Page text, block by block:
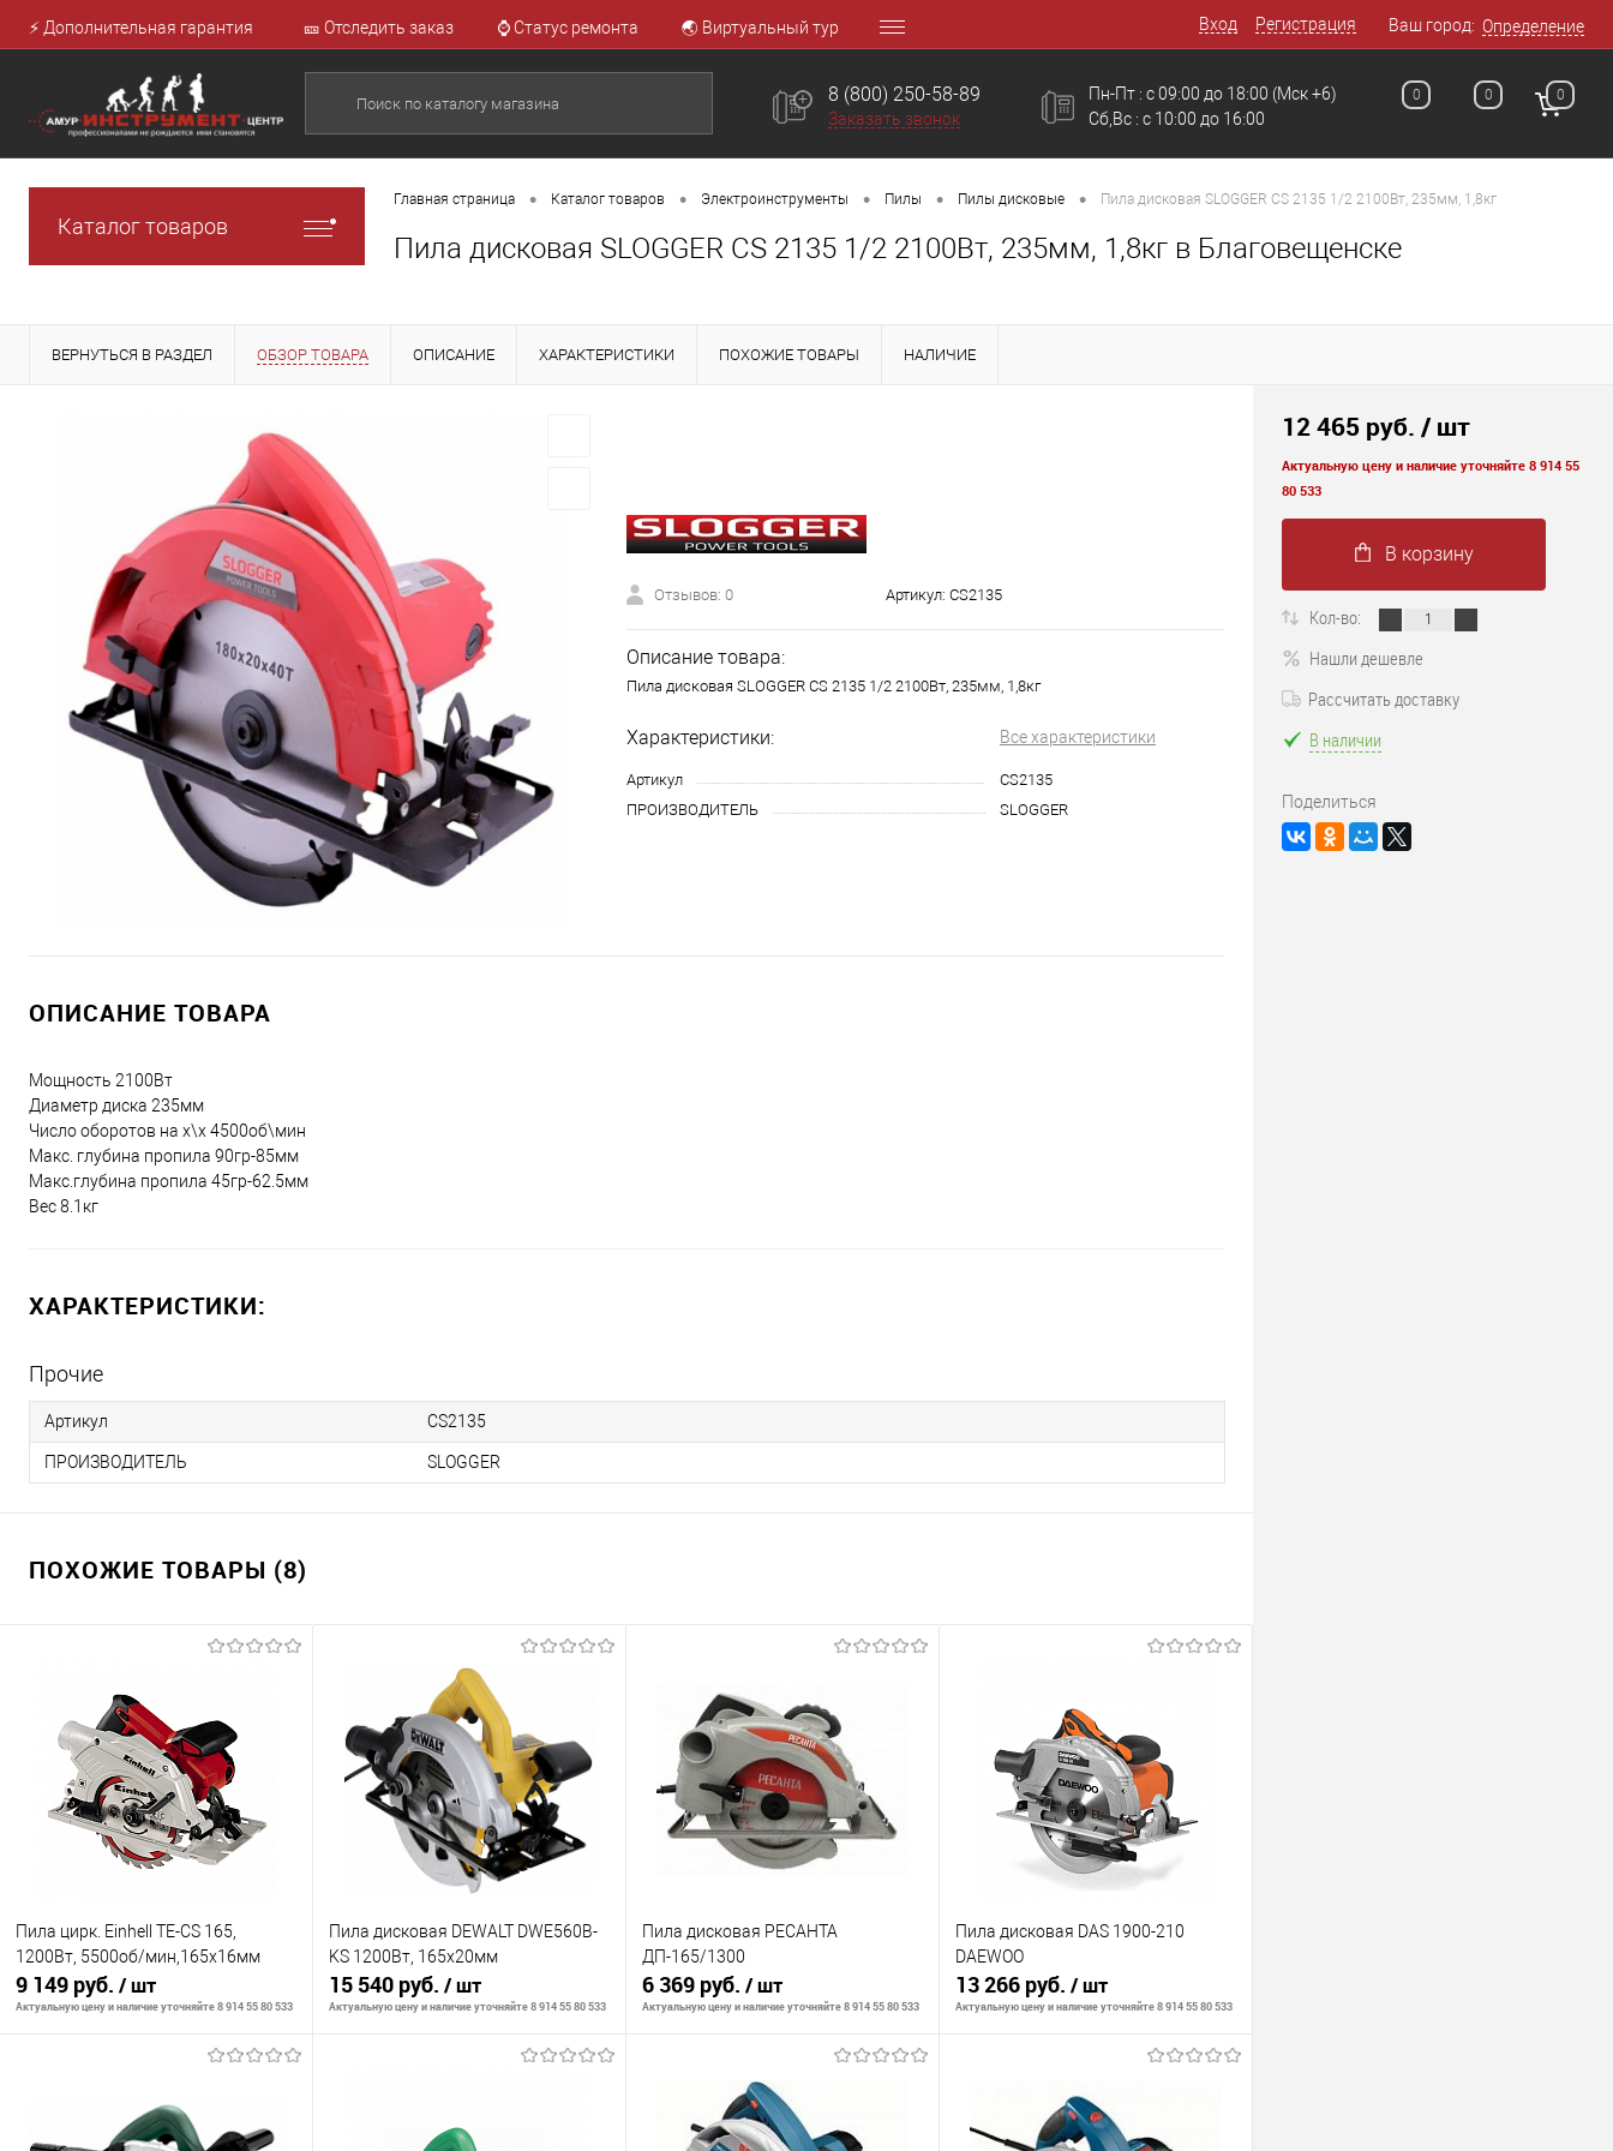
⚡ Дополнительная гарантия 🎫 Отследить заказ ⌚ Статус ремонта 🌏 Виртуальный тур Вход Регистрация Ваш город: Определение
8 (800) 250-58-89
Заказать звонок
Пн-Пт : с 09:00 до 18:00
Сб,Вс : c 10:00 до 16:00
(Мск +6) 0 0 0
Каталог товаров
Главная страница • Каталог товаров • Электроинструменты • Пилы • Пилы дисковые • Пила дисковая SLOGGER CS 2135 1/2 2100Вт, 235мм, 1,8кг
Пила дисковая SLOGGER CS 2135 1/2 2100Вт, 235мм, 1,8кг в Благовещенске
ВЕРНУТЬСЯ В РАЗДЕЛ ОБЗОР ТОВАРА ОПИСАНИЕ ХАРАКТЕРИСТИКИ ПОХОЖИЕ ТОВАРЫ НАЛИЧИЕ
Отзывов: 0 Артикул: CS2135
Описание товара:
Пила дисковая SLOGGER CS 2135 1/2 2100Вт, 235мм, 1,8кг
Характеристики: Все характеристики
Артикул
CS2135
ПРОИЗВОДИТЕЛЬ
SLOGGER
ОПИСАНИЕ ТОВАРА
Мощность 2100Вт
Диаметр диска 235мм
Число оборотов на х\х 4500об\мин
Макс. глубина пропила 90гр-85мм
Макс.глубина пропила 45гр-62.5мм
Вес 8.1кг
ХАРАКТЕРИСТИКИ:
Прочие
Артикул CS2135
ПРОИЗВОДИТЕЛЬ SLOGGER
ПОХОЖИЕ ТОВАРЫ (8)
Пила цирк. Einhell TE-CS 165,
1200Вт, 5500об/мин,165х16мм
9 149 руб. / шт
Актуальную цену и наличие уточняйте 8 914 55 80 533
В корзину
Пила дисковая DEWALT DWE560B-
KS 1200Вт, 165х20мм
15 540 руб. / шт
Актуальную цену и наличие уточняйте 8 914 55 80 533
Пила дисковая РЕСАНТА
ДП-165/1300
6 369 руб. / шт
Актуальную цену и наличие уточняйте 8 914 55 80 533
В корзину
Пила дисковая DAS 1900-210
DAEWOO
13 266 руб. / шт
Актуальную цену и наличие уточняйте 8 914 55 80 533
В корзину
12 465 руб. / шт
Актуальную цену и наличие уточняйте 8 914 55
80 533
В корзину
Кол-во:
Нашли дешевле
Рассчитать доставку
В наличии
Поделиться